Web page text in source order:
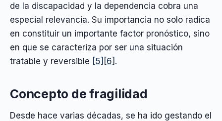
de la discapacidad y la dependencia cobra una
especial relevancia. Su importancia no solo radica
en constituir un importante factor pronóstico, sino
en que se caracteriza por ser una situación
tratable y reversible [5] [6] .
Concepto de fragilidad
Desde hace varias décadas, se ha ido gestando el